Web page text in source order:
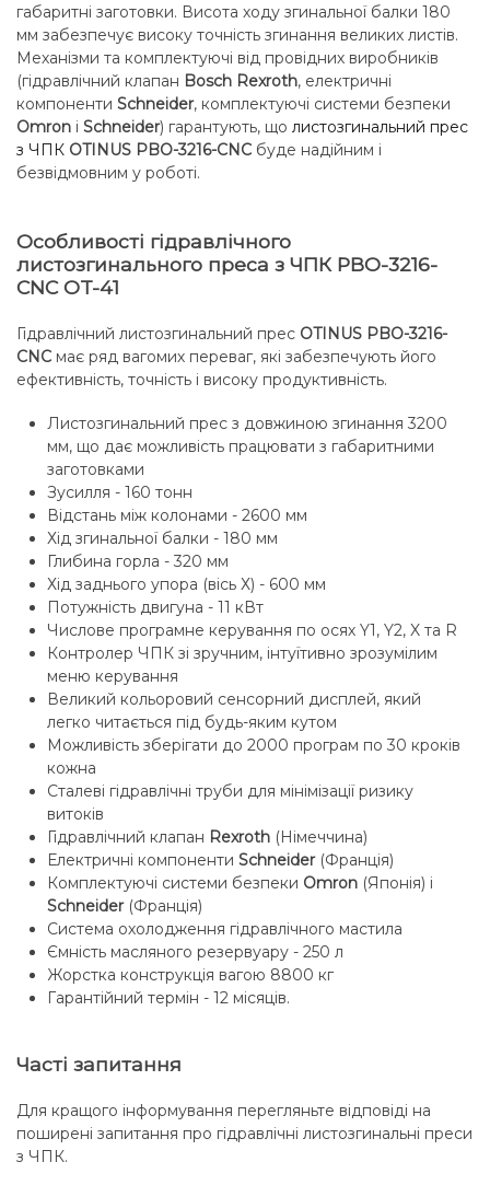
габаритні заготовки. Висота ходу згинальної балки 180
мм забезпечує високу точність згинання великих листів.
Механізми та комплектуючі від провідних виробників
(гідравлічний клапан Bosch Rexroth, електричні
компоненти Schneider, комплектуючі системи безпеки
Omron і Schneider) гарантують, що листозгинальний прес
з ЧПК OTINUS PBO-3216-CNC буде надійним і
безвідмовним у роботі.
Особливості гідравлічного
листозгинального преса з ЧПК PBO-3216-
CNC OT-41
Гідравлічний листозгинальний прес OTINUS PBO-3216-
CNC має ряд вагомих переваг, які забезпечують його
ефективність, точність і високу продуктивність.
Листозгинальний прес з довжиною згинання 3200
мм, що дає можливість працювати з габаритними
заготовками
Зусилля - 160 тонн
Відстань між колонами - 2600 мм
Хід згинальної балки - 180 мм
Глибина горла - 320 мм
Хід заднього упора (вісь Х) - 600 мм
Потужність двигуна - 11 кВт
Числове програмне керування по осях Y1, Y2, X та R
Контролер ЧПК зі зручним, інтуїтивно зрозумілим
меню керування
Великий кольоровий сенсорний дисплей, який
легко читається під будь-яким кутом
Можливість зберігати до 2000 програм по 30 кроків
кожна
Сталеві гідравлічні труби для мінімізації ризику
витоків
Гідравлічний клапан Rexroth (Німеччина)
Електричні компоненти Schneider(Франція)
Комплектуючі системи безпеки Omron (Японія) і
Schneider(Франція)
Система охолодження гідравлічного мастила
Ємність масляного резервуару - 250 л
Жорстка конструкція вагою 8800 кг
Гарантійний термін - 12 місяців.
Часті запитання
Для кращого інформування перегляньте відповіді на
поширені запитання про гідравлічні листозгинальні преси
з ЧПК.